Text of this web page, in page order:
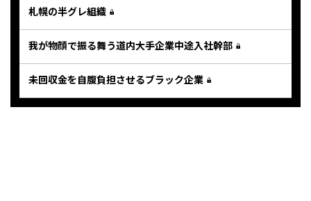
札幌の半グレ組織
我が物顔で振る舞う道内大手企業中途入社幹部
未回収金を自腹負担させるブラック企業